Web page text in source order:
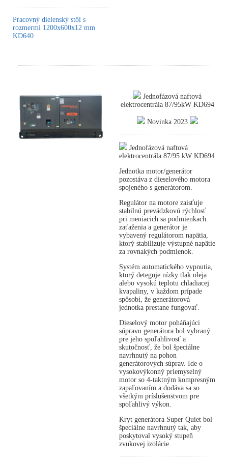
Pracovný dielenský stôl s
rozmermi 1200x600x12 mm
KD640
Jednofázová naftová
elektrocentrála 87/95kW KD694
Novinka 2023
Jednofázová naftová
elektrocentrála 87/95 kW KD694
Jednotka motor/generátor
pozostáva z dieselového motora
spojeného s generátorom.
Regulátor na motore zaisťuje
stabilnú prevádzkovú rýchlosť
pri meniacich sa podmienkach
zaťaženia a generátor je
vybavený regulátorom napätia,
ktorý stabilizuje výstupné napätie
za rovnakých podmienok.
Systém automatického vypnutia,
ktorý deteguje nízky tlak oleja
alebo vysokú teplotu chladiacej
kvapaliny, v každom prípade
spôsobí, že generátorová
jednotka prestane fungovať.
Dieselový motor poháňajúci
súpravu generátora bol vybraný
pre jeho spoľahlivosť a
skutočnosť, že bol špeciálne
navrhnutý na pohon
generátorových súprav. Ide o
vysokovýkonný priemyselný
motor so 4-taktným kompresným
zapaľovaním a dodáva sa so
všetkým príslušenstvom pre
spoľahlivý výkon.
Kryt generátora Super Quiet bol
špeciálne navrhnutý tak, aby
poskytoval vysoký stupeň
zvukovej izolácie.